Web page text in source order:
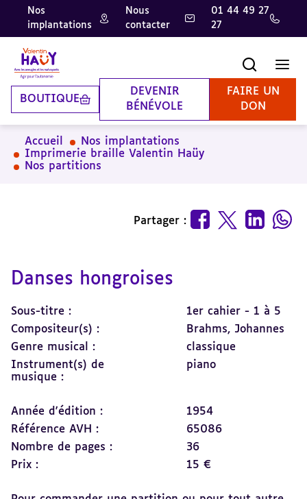
Aller
contenu
principal
Aller
pied
de
page
Aller
la
recherche
Nos
implantations
Nous
contacter
01 44 49 27
27
BOUTIQUE
DEVENIR
BÉNÉVOLE
FAIRE UN
DON
Accueil
Nos implantations
Imprimerie braille Valentin Haüy
Nos partitions
Partager :
Danses hongroises
Sous-titre :
1er cahier - 1 à 5
Compositeur(s) :
Brahms, Johannes
Genre musical :
classique
Instrument(s) de
musique :
piano
Année d'édition :
1954
Référence AVH :
65086
Nombre de pages :
36
Prix :
15 €